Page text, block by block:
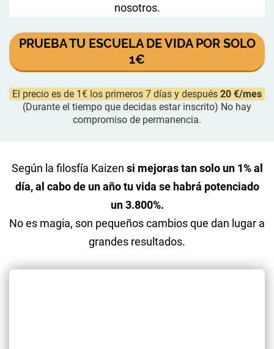
nosotros.
PRUEBA TU ESCUELA DE VIDA POR SOLO
1€
El precio es de 1€ los primeros 7 días y después 20 €/mes
(Durante el tiempo que decidas estar inscrito) No hay
compromiso de permanencia.
Según la filosfía Kaizen si mejoras tan solo un 1% al
día, al cabo de un año tu vida se habrá potenciado
un 3.800%.
No es magia, son pequeños cambios que dan lugar a
grandes resultados.